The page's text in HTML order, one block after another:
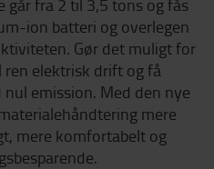
går fra 2 til 3,5 tons og fås
ion batteri og overlegen
Gør det muligt for
elektrisk drift og få
emission. Med den nye
mere
mere komfortabelt og